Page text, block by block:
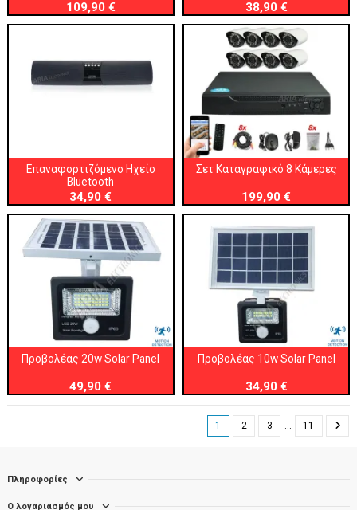
109,90 € 38,90 €
Επαναφορτιζόμενο Ηχείο
Bluetooth
34,90 €
Σετ Καταγραφικό 8 Κάμερες
199,90 €
Προβολέας 20w Solar Panel
49,90 €
Προβολέας 10w Solar Panel
34,90 €
1 2 3 … 11
Πληροφορίες
Ο λογαριασμός μου